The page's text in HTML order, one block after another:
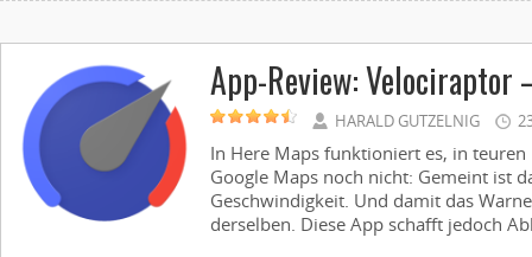
App-Review: Velociraptor
HARALD GUTZELNIG
In Here Maps funktioniert es, in
Google Maps noch nicht: Gemeint ist
Geschwindigkeit. Und damit das
derselben. Diese App schafft jedoch